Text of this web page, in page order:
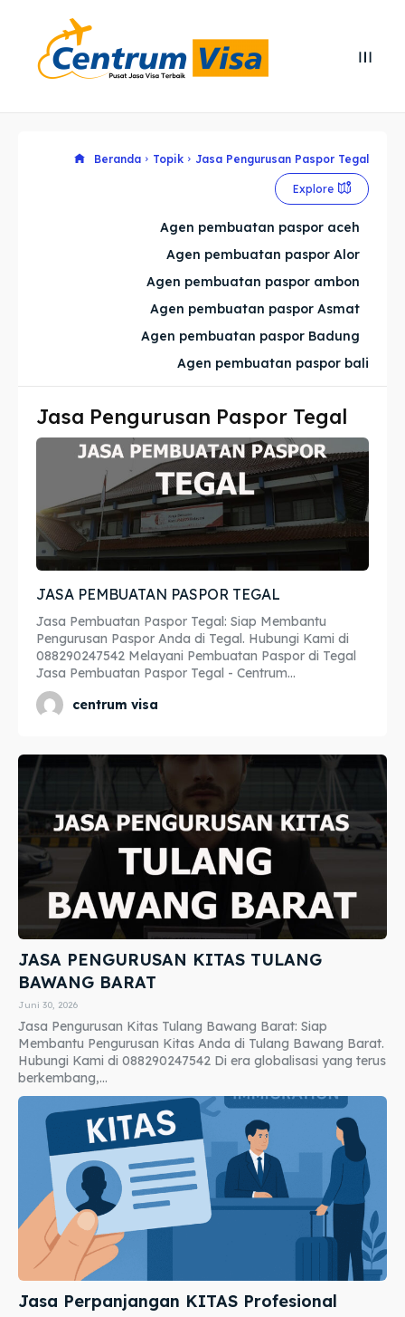
Cari
Cari
Explore our destinations
Imta
Apostille
Penerjemah
Asuransi
Blog
Explore our destinations
Imta
Apostille
Penerjemah
Asuransi
Blog
Beranda Topik Jasa Pengurusan Paspor Tegal
Explore
Agen pembuatan paspor aceh
Agen pembuatan paspor Alor
Agen pembuatan paspor ambon
Agen pembuatan paspor Asmat
Agen pembuatan paspor Badung
Agen pembuatan paspor bali
Jasa Pengurusan Paspor Tegal
JASA PEMBUATAN PASPOR TEGAL
Jasa Pembuatan Paspor Tegal: Siap Membantu
Pengurusan Paspor Anda di Tegal. Hubungi Kami di
088290247542 Melayani Pembuatan Paspor di Tegal
Jasa Pembuatan Paspor Tegal - Centrum...
centrum visa
JASA PENGURUSAN KITAS TULANG
BAWANG BARAT
Juni 30, 2026
Jasa Pengurusan Kitas Tulang Bawang Barat: Siap
Membantu Pengurusan Kitas Anda di Tulang Bawang Barat.
Hubungi Kami di 088290247542 Di era globalisasi yang terus
berkembang,...
Jasa Perpanjangan KITAS Profesional